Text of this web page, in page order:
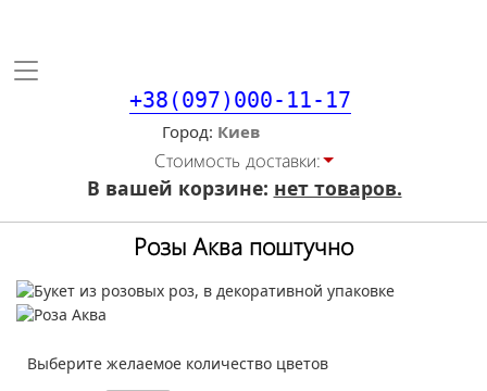
Toggle
+38(097)000-11-17
Город
Стоимость доставки:
В вашей корзине: нет товаров.
Розы Аква поштучно
Выберите желаемое количество цветов